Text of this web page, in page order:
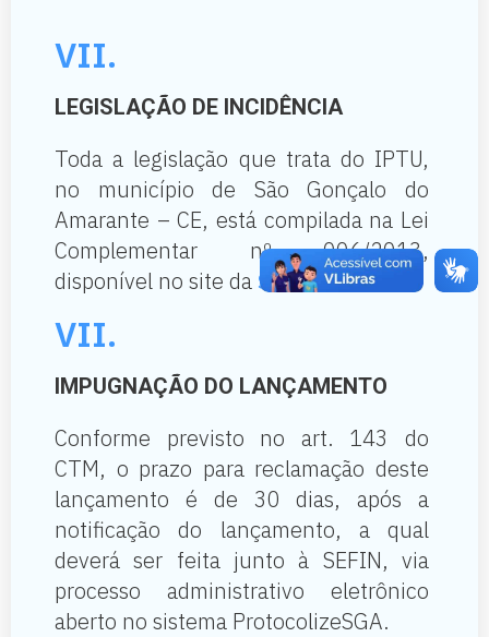
VII.
LEGISLAÇÃO DE INCIDÊNCIA
Toda a legislação que trata do IPTU,
no município de São Gonçalo do
Amarante – CE, está compilada na Lei
Complementar nº 006/2013,
disponível no site da SEFIN
VII.
IMPUGNAÇÃO DO LANÇAMENTO
Conforme previsto no art. 143 do
CTM, o prazo para reclamação deste
lançamento é de 30 dias, após a
notificação do lançamento, a qual
deverá ser feita junto à SEFIN, via
processo administrativo eletrônico
aberto no sistema ProtocolizeSGA.